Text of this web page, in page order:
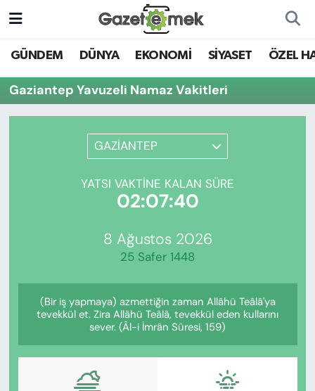
GÜNDEM DÜNYA EKONOMİ SİYASET ÖZEL
Gaziantep Yavuzeli Namaz Vakitleri
GAZİANTEP
YATSI VAKTINE KALAN SÜRE
02:07:40
8 Ağustos 2026
25 Safer 1448
(Bir iş yapmaya) azmettiğin zaman Allâhü Teâlâ'ya
tevekkül et. Zira Allâhü Teâlâ, tevekkül eden kullarını
sever. (Âl-i İmrân Sûresi, 159)
DÜNYA
EKONOMİ
YENİ MEDYADA EMEK
GAZETECİLİĞİNİ GELİŞTİRMEK
EĞİTİM
KADIN
SAĞLIK
Nöbetçi Eczaneler
Hava Durumu
Trafik Durumu
Süper Lig Puan Durumu ve Fikstür
Tüm Manşetler
Haber Arşivi